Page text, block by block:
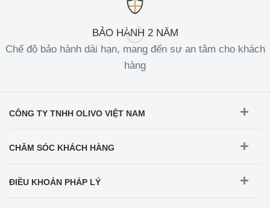
BẢO HÀNH 2 NĂM
Chế độ bảo hành dài hạn, mang đến sự an tâm cho khách
hàng
CÔNG TY TNHH OLIVO VIỆT NAM
CHĂM SÓC KHÁCH HÀNG
ĐIỀU KHOẢN PHÁP LÝ